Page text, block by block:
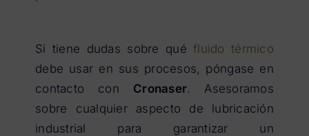
Si tiene dudas sobre quéfluido térmico
debe usar en sus procesos, póngase en
contacto con Cronaser. Asesoramos
sobre cualquier aspecto de lubricación
industrial para garantizar un